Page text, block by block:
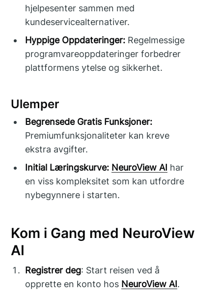
hjelpesenter sammen med
kundeservicealternativer.
Hyppige Oppdateringer: Regelmessige
programvareoppdateringer forbedrer
plattformens ytelse og sikkerhet.
Ulemper
Begrensede Gratis Funksjoner:
Premiumfunksjonaliteter kan kreve
ekstra avgifter.
Initial Læringskurve: NeuroView AI har
en viss kompleksitet som kan utfordre
nybegynnere i starten.
Kom i Gang med NeuroView
AI
Registrer deg: Start reisen ved å
opprette en konto hos NeuroView AI.